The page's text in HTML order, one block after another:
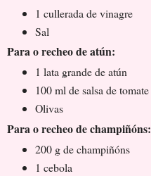
1 cullerada de vinagre
Sal
Para o recheo de atún:
1 lata grande de atún
100 ml de salsa de tomate
Olivas
Para o recheo de champiñóns:
200 g de champiñóns
1 cebola